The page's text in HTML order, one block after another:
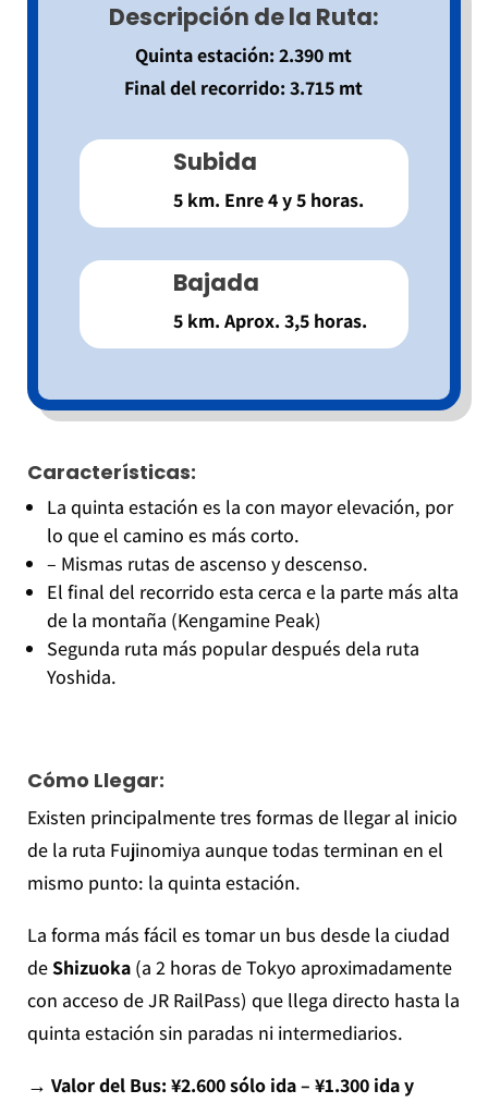
Descripción de la Ruta:
Quinta estación: 2.390 mt
Final del recorrido: 3.715 mt
Subida
5 km. Enre 4 y 5 horas.
Bajada
5 km. Aprox. 3,5 horas.
Características:
La quinta estación es la con mayor elevación, por
lo que el camino es más corto.
– Mismas rutas de ascenso y descenso.
El final del recorrido esta cerca e la parte más alta
de la montaña (Kengamine Peak)
Segunda ruta más popular después dela ruta
Yoshida.
Cómo Llegar:
Existen principalmente tres formas de llegar al inicio
de la ruta Fujinomiya aunque todas terminan en el
mismo punto: la quinta estación.
La forma más fácil es tomar un bus desde la ciudad
deShizuoka(a 2 horas de Tokyo aproximadamente
con acceso de JR RailPass) que llega directo hasta la
quinta estación sin paradas ni intermediarios.
→ Valor del Bus: ¥2.600 sólo ida – ¥1.300 ida y